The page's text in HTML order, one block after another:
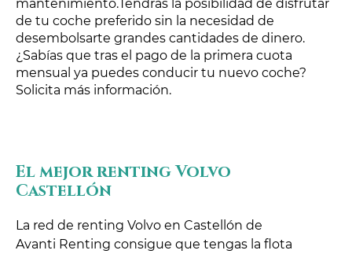
mantenimiento.Tendrás la posibilidad de disfrutar
de tu coche preferido sin la necesidad de
desembolsarte grandes cantidades de dinero.
¿Sabías que tras el pago de la primera cuota
mensual ya puedes conducir tu nuevo coche?
Solicita más información.
El mejor renting Volvo
Castellón
La red de renting Volvo en Castellón de
Avanti Renting consigue que tengas la flota